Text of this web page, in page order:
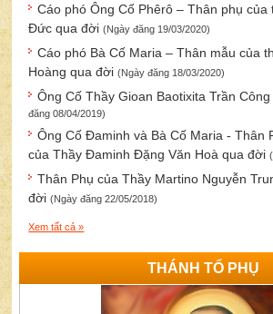
Cáo phó Ông Cố Phêrô – Thân phụ của
Đức qua đời(Ngày đăng 19/03/2020)
Cáo phó Bà Cố Maria – Thân mẫu của
Hoàng qua đời(Ngày đăng 18/03/2020)
Ông Cố Thầy Gioan Baotixita Trần
đăng 08/04/2019)
Ông Cố Đaminh và Bà Cố Maria - Thân
của Thầy Đaminh Đặng Văn Hoà qua đời
Thân Phụ của Thầy Martino Nguyễn
đời(Ngày đăng 22/05/2018)
Xem tất cả »
THÁNH TỔ PHỤ